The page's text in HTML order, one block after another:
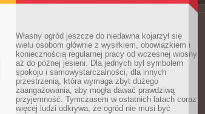
Własny ogród jeszcze do niedawna kojarzył się
wielu osobom głównie z wysiłkiem, obowiązkiem i
koniecznością regularnej pracy od wczesnej wiosny
aż do późnej jesieni. Dla jednych był symbolem
spokoju i samowystarczalności, dla innych
przestrzenią, która wymaga zbyt dużego
zaangażowania, aby mogła dawać prawdziwą
przyjemność. Tymczasem w ostatnich latach coraz
więcej ludzi odkrywa, że ogród nie musi być